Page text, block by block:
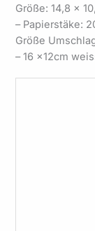
Größe: 14,8 x
– Papierstäke:
Größe
– 16 x12cm